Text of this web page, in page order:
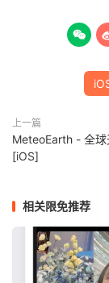

上一篇
MeteoEarth - 全球
[iOS]
相关限免推荐